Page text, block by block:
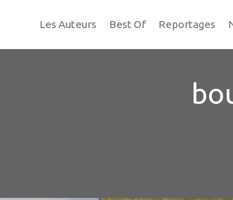
Les Auteurs Best Of Reportages